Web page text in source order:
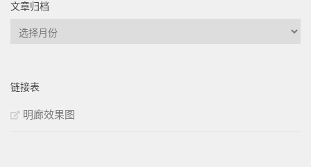
文章归档
文
链接表
明廊效果图